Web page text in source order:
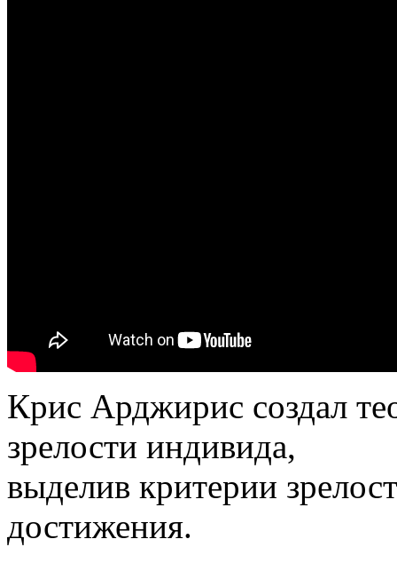
Крис Арджирис создал
зрелости индивида,
выделив критерии
достижения.